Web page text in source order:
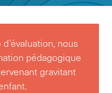
nous
pédagogique
gravitant